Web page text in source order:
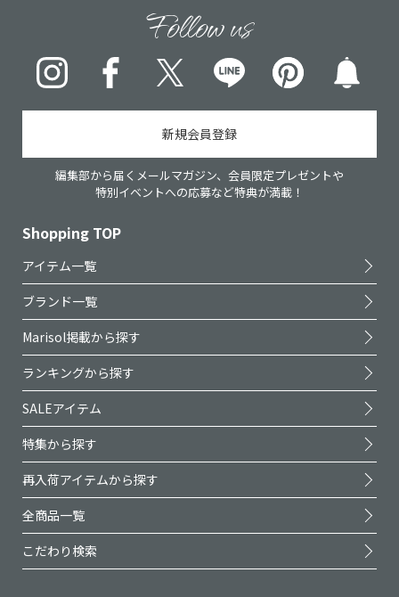
Follow us
InstagramFacebookX LINE pinterest
新規会員登録
編集部から届くメールマガジン、会員限定プレゼントや
特別イベントへの応募など特典が満載！
Shopping TOP
アイテム一覧
ブランド一覧
Marisol掲載から探す
ランキングから探す
SALEアイテム
特集から探す
再入荷アイテムから探す
全商品一覧
こだわり検索